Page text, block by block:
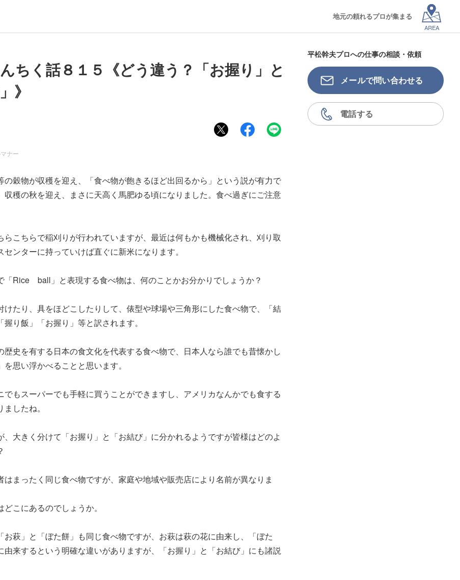
地元の頼れるプロが集まる
AREA
ちく話８１５《どう違う？「お握り」と
》
ナー
の穀物が収穫を迎え、「食べ物が飽きるほど出回るから」という説が有力で
収穫の秋を迎え、まさに天高く馬肥ゆる頃になりました。食べ過ぎにご注意
らこちらで稲刈りが行われていますが、最近は何もかも機械化され、刈り取
センターに持っていけば直ぐに新米になります。
「Rice ball」と表現する食べ物は、何のことかお分かりでしょうか？
けたり、具をほどこしたりして、俵型や球場や三角形にした食べ物で、「結
り飯」「お握り」等と訳されます。
歴史を有する日本の食文化を代表する食べ物で、日本人なら誰でも昔懐かし
を思い浮かべることと思います。
でもスーパーでも手軽に買うことができますし、アメリカなんかでも食する
したね。
、大きく分けて「お握り」と「お結び」に分かれるようですが皆様はどのよ
はまったく同じ食べ物ですが、家庭や地域や販売店により名前が異なりま
こにあるのでしょうか。
お萩」と「ぼた餅」も同じ食べ物ですが、お萩は萩の花に由来し、「ぼた
由来するという明確な違いがありますが、「お握り」と「お結び」にも諸説
平松幹夫プロへの仕事の相談・依頼
メールで問い合わせる
電話する